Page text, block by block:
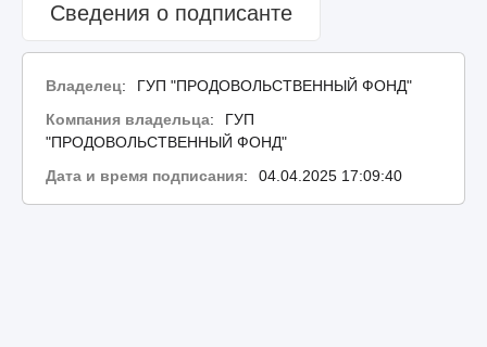
Сведения о подписанте
Владелец:
ГУП "ПРОДОВОЛЬСТВЕННЫЙ ФОНД"
Компания владельца:
ГУП
"ПРОДОВОЛЬСТВЕННЫЙ ФОНД"
Дата и время подписания: 04.04.2025 17:09:40